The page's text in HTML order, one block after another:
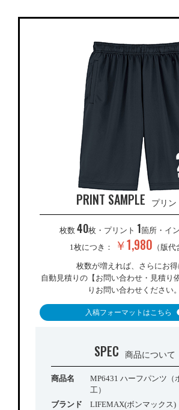
PRINT SAMPLE プリン
枚数 40枚・プリント 1箇所・イ
1枚につき：
￥1,980 （版代
枚数が増えれば、さらにお得
自動見積りの【お問い合わせ・見積り
りお問い合わせください。
入稿フォーマットはこちら
SPEC 商品について
商品名
MP6431 ハーフパンツ（
工）
ブランド
LIFEMAX(ボンマックス)